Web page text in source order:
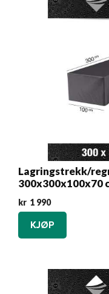
Lagringstrekk/
300x300x100x70
kr 1 990
KJØP